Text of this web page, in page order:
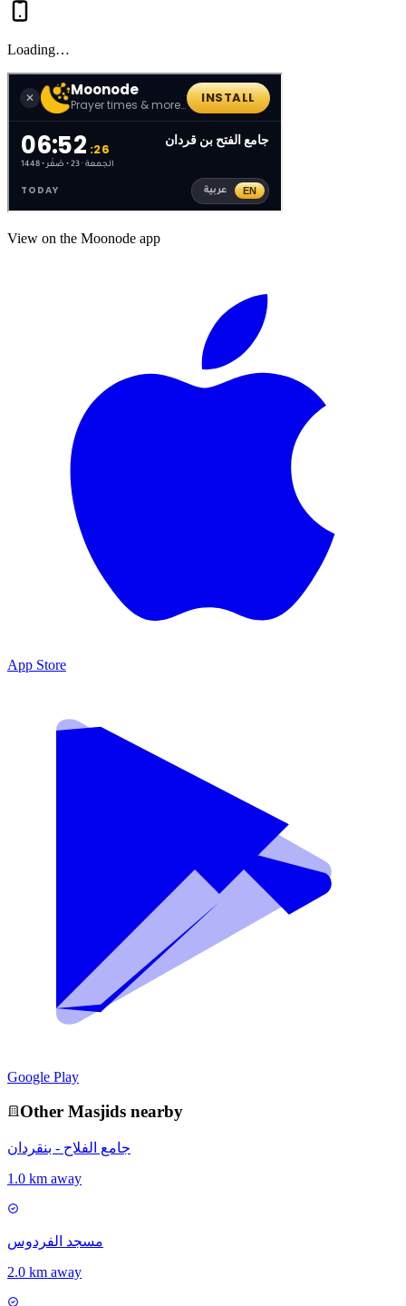
Loading…
View on the Moonode app
App Store
Google Play
Other Masjids nearby
جامع الفلاح - بنقردان
1.0 km away
مسجد الفردوس
2.0 km away